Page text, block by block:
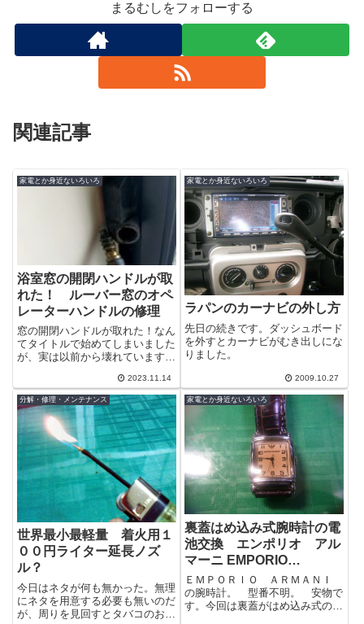
まるむしをフォローする
関連記事
家電とか身近ないろいろ
浴室窓の開閉ハンドルが取
れた！ ルーバー窓のオペ
レーターハンドルの修理
窓の開閉ハンドルが取れた！なん
てタイトルで始めてしまいました
が、実は以前から壊れています。
せなくもないので放置されていま
した。ちな...
2023.11.14
家電とか身近ないろいろ
ラパンのカーナビの外し方
先日の続きです。ダッシュボード
を外すとカーナビがむき出しにな
りました。
2009.10.27
分解・修理・メンテナンス
世界最小最軽量 着火用１
００円ライター延長ノズ
ル？
今日はネタが何も無かった。無理
にネタを用意する必要も無いのだ
が、周りを見回すとタバコのおま
家電とか身近ないろいろ
裏蓋はめ込み式腕時計の電
池交換 エンポリオ アル
マーニ EMPORIO
ARMANI
ＥＭＰＯＲＩＯ ＡＲＭＡＮＩ
の腕時計。 型番不明。 安物で
す。今回は裏蓋がはめ込み式の腕